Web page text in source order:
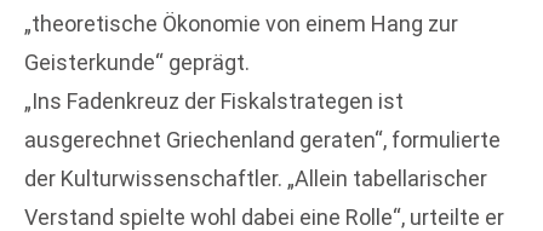
„theoretische Ökonomie von einem Hang zur
Geisterkunde“ geprägt.
„Ins Fadenkreuz der Fiskalstrategen ist
ausgerechnet Griechenland geraten“, formulierte
der Kulturwissenschaftler. „Allein tabellarischer
Verstand spielte wohl dabei eine Rolle“, urteilte er